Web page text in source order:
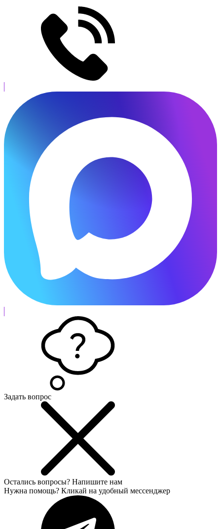
Задать вопрос
Остались вопросы? Напишите нам
Нужна помощь? Кликай на удобный мессенджер